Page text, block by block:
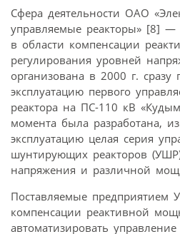
Сфера деятельности ОАО
управляемые реакторы» [8]
в области компенсации
регулирования уровней
организована в 2000 г. сразу
эксплуатацию первого
реактора на ПС-110 кВ
момента была разработана,
эксплуатацию целая серия
шунтирующих реакторов
напряжения и различной
Поставляемые предприятием
компенсации реактивной
автоматизировать